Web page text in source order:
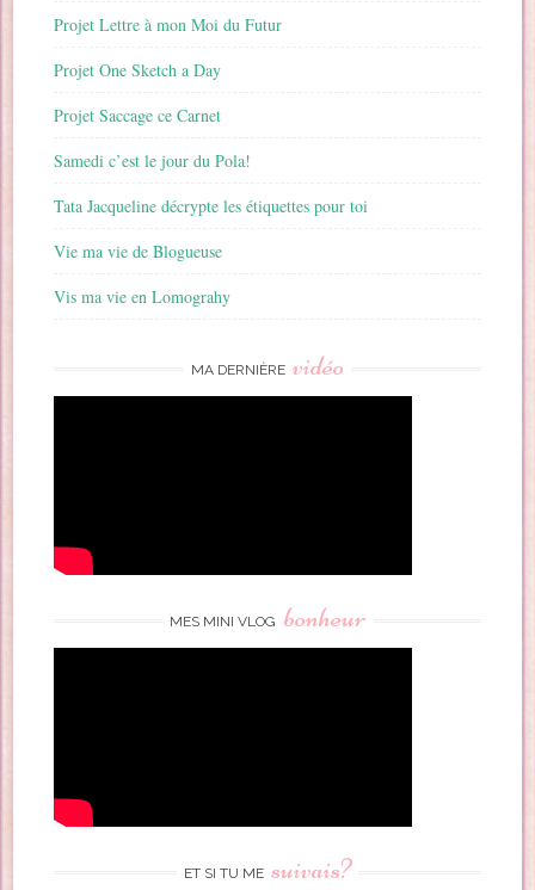
Projet Lettre à mon Moi du Futur
Projet One Sketch a Day
Projet Saccage ce Carnet
Samedi c’est le jour du Pola!
Tata Jacqueline décrypte les étiquettes pour toi
Vie ma vie de Blogueuse
Vis ma vie en Lomograhy
MA DERNIÈRE vidéo
MES MINI VLOG bonheur
ET SI TU ME suivais?